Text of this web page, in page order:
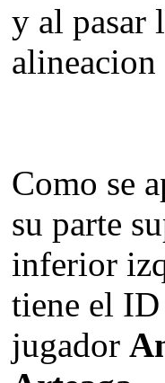
y al pasar
Como se
su parte
inferior
tiene el ID
jugador